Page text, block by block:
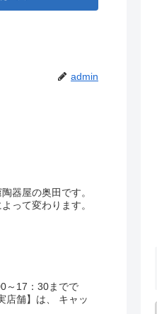
admin
器屋の奥田です。
って変わります。
～17：30までで
店舗】は、 キャッ